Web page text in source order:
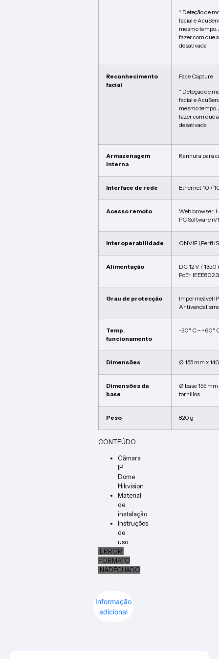
Informação
adicional
* Deteção de
facial e
mesmo tempo.
fazer com que
desativada
Reconhecimento
facial
Face Capture
* Deteção de
facial e
mesmo tempo.
fazer com que
desativada
Armazenagem
interna
Ranhura para
Interface de rede Ethernet 10 /
Acesso remoto
Web browser,
PC Software
Interoperabilidade ONVIF (Perfi
Alimentação
DC 12 V /
PoE+
Grau de protecção
Impermeável
Temp.
funcionamento
-30º C ~ +60º
Dimensões Ø 155 mm x
Dimensões da
base
Ø base 155
tornillos
Peso 820 g
CONTEÚDO
Câmara
IP
Dome
Hikvision
Material
de
instalação
Instruções
de
uso
¡ERROR!
FORMATO
INADECUADO